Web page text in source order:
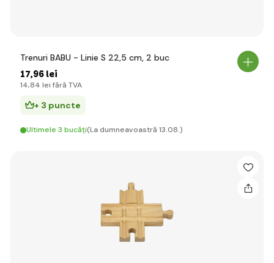
Trenuri BABU - Linie S 22,5 cm, 2 buc
17,96 lei
14,84 lei fără TVA
+ 3 puncte
Ultimele 3 bucăți(La dumneavoastră 13.08.)